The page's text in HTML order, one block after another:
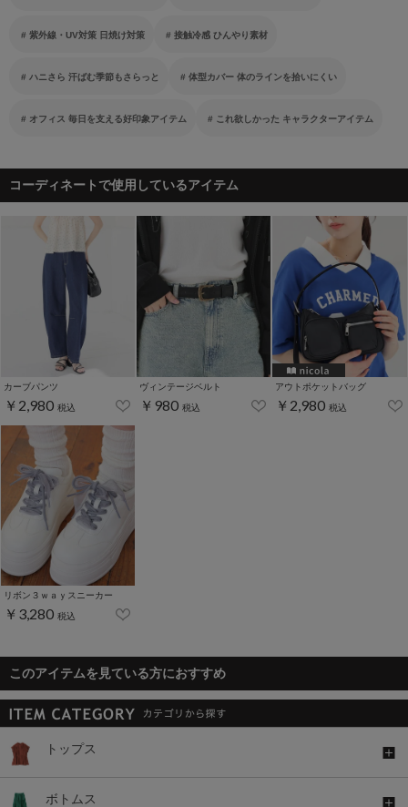
紫外線・UV対策 日焼け対策 接触冷感 ひんやり素材
ハニさら 汗ばむ季節もさらっと 体型カバー 体のラインを拾いにくい
オフィス 毎日を支える好印象アイテム これ欲しかった キャラクターアイテム
コーディネートで使用しているアイテム
カーブパンツ
￥2,980 税込
ヴィンテージベルト
￥980 税込
アウトポケットバッグ
￥2,980 税込
リボン３ｗａｙスニーカー
￥3,280 税込
このアイテムを見ている方におすすめ
トップス
ボトムス